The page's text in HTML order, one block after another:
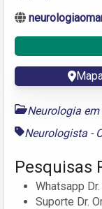
Neurologia
Neurologista -
Pesquisas
Whatsapp
Suporte Dr.